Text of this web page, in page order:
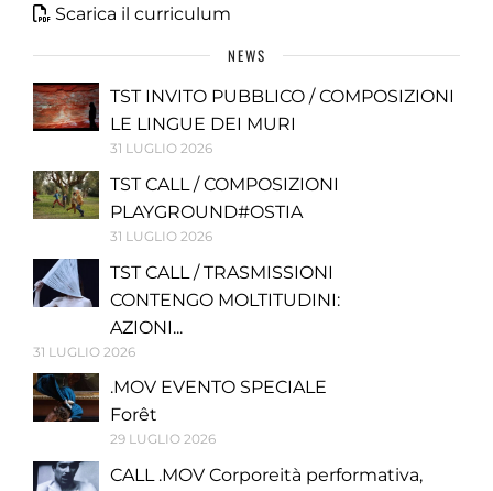
Scarica il curriculum
NEWS
TST INVITO PUBBLICO / COMPOSIZIONI
LE LINGUE DEI MURI
31 LUGLIO 2026
TST CALL / COMPOSIZIONI
PLAYGROUND#OSTIA
31 LUGLIO 2026
TST CALL / TRASMISSIONI
CONTENGO MOLTITUDINI:
AZIONI...
31 LUGLIO 2026
.MOV EVENTO SPECIALE
Forêt
29 LUGLIO 2026
CALL .MOV Corporeità performativa,